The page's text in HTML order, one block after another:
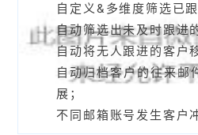
自定义&多维度筛选已跟
自动筛选出未及时跟进
自动将无人跟进的客户
自动归档客户的往来邮
展；
不同邮箱账号发生客户